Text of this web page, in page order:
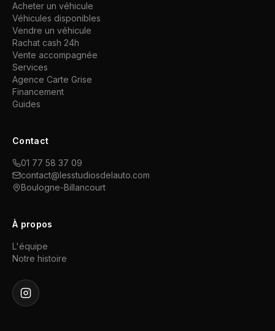
Acheter un véhicule
Véhicules disponibles
Vendre un véhicule
Rachat cash 24h
Vente accompagnée
Services
Agence Carte Grise
Financement
Guides
Contact
01 77 58 37 09
contact@lesstudiosdelauto.com
Boulogne-Billancourt
À propos
L'équipe
Notre histoire